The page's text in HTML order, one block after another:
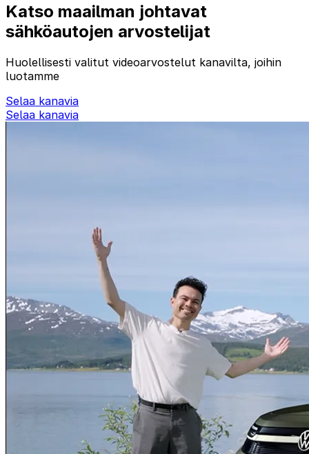
Katso maailman johtavat
sähköautojen arvostelijat
Huolellisesti valitut videoarvostelut kanavilta, joihin
luotamme
Selaa kanavia
Selaa kanavia